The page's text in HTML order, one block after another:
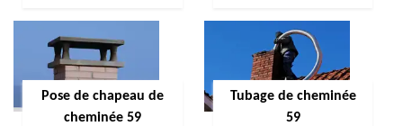
Pose de chapeau de
cheminée 59
Tubage de cheminée
59